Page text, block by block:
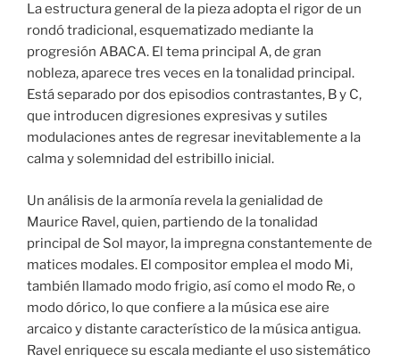
La estructura general de la pieza adopta el rigor de un
rondó tradicional, esquematizado mediante la
progresión ABACA. El tema principal A, de gran
nobleza, aparece tres veces en la tonalidad principal.
Está separado por dos episodios contrastantes, B y C,
que introducen digresiones expresivas y sutiles
modulaciones antes de regresar inevitablemente a la
calma y solemnidad del estribillo inicial.
Un análisis de la armonía revela la genialidad de
Maurice Ravel, quien, partiendo de la tonalidad
principal de Sol mayor, la impregna constantemente de
matices modales. El compositor emplea el modo Mi,
también llamado modo frigio, así como el modo Re, o
modo dórico, lo que confiere a la música ese aire
arcaico y distante característico de la música antigua.
Ravel enriquece su escala mediante el uso sistemático